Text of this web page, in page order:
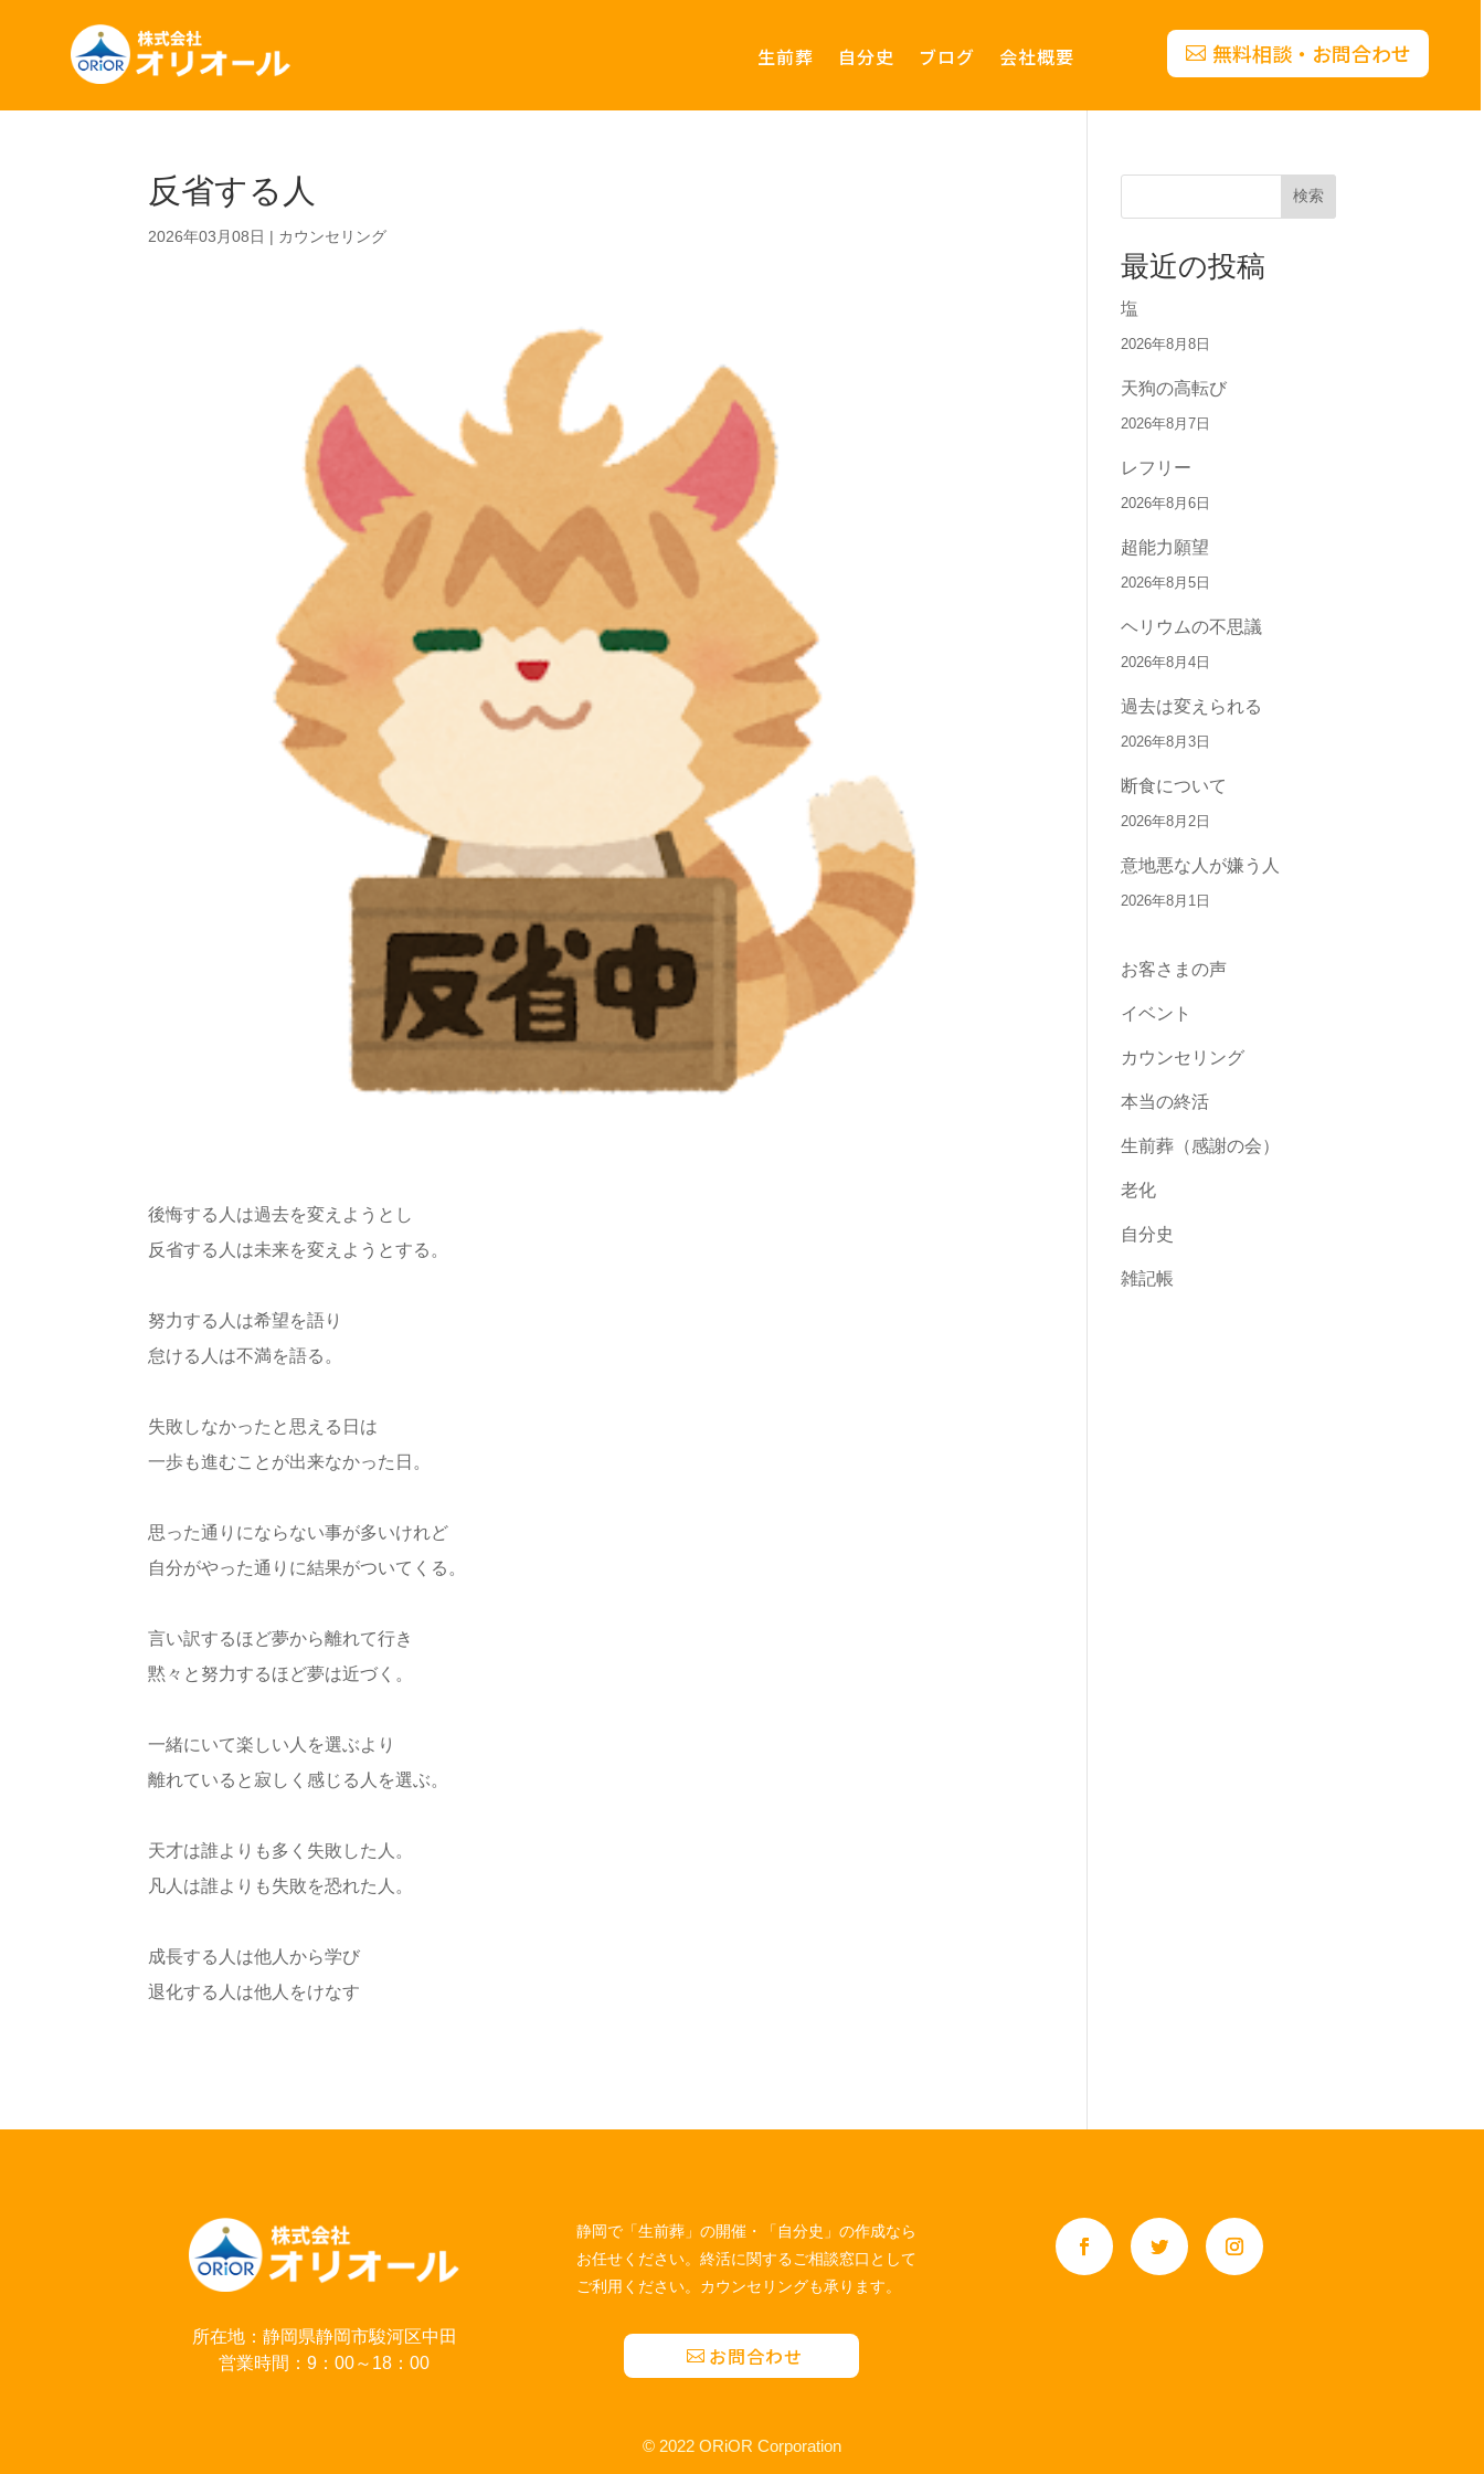
生前葬 自分史 ブログ 会社概要 無料相談・お問合わせ
反省する人
2026年03月08日 | カウンセリング
後悔する人は過去を変えようとし
反省する人は未来を変えようとする。
努力する人は希望を語り
怠ける人は不満を語る。
失敗しなかったと思える日は
一歩も進むことが出来なかった日。
思った通りにならない事が多いけれど
自分がやった通りに結果がついてくる。
言い訳するほど夢から離れて行き
黙々と努力するほど夢は近づく。
一緒にいて楽しい人を選ぶより
離れていると寂しく感じる人を選ぶ。
天才は誰よりも多く失敗した人。
凡人は誰よりも失敗を恐れた人。
成長する人は他人から学び
退化する人は他人をけなす
検索
最近の投稿
塩
2026年8月8日
天狗の高転び
2026年8月7日
レフリー
2026年8月6日
超能力願望
2026年8月5日
ヘリウムの不思議
2026年8月4日
過去は変えられる
2026年8月3日
断食について
2026年8月2日
意地悪な人が嫌う人
2026年8月1日
お客さまの声
イベント
カウンセリング
本当の終活
生前葬（感謝の会）
老化
自分史
雑記帳
所在地：静岡県静岡市駿河区中田
営業時間：9：00～18：00
静岡で「生前葬」の開催・「自分史」の作成なら
お任せください。終活に関するご相談窓口として
ご利用ください。カウンセリングも承ります。
お問合わせ
© 2022 ORiOR Corporation